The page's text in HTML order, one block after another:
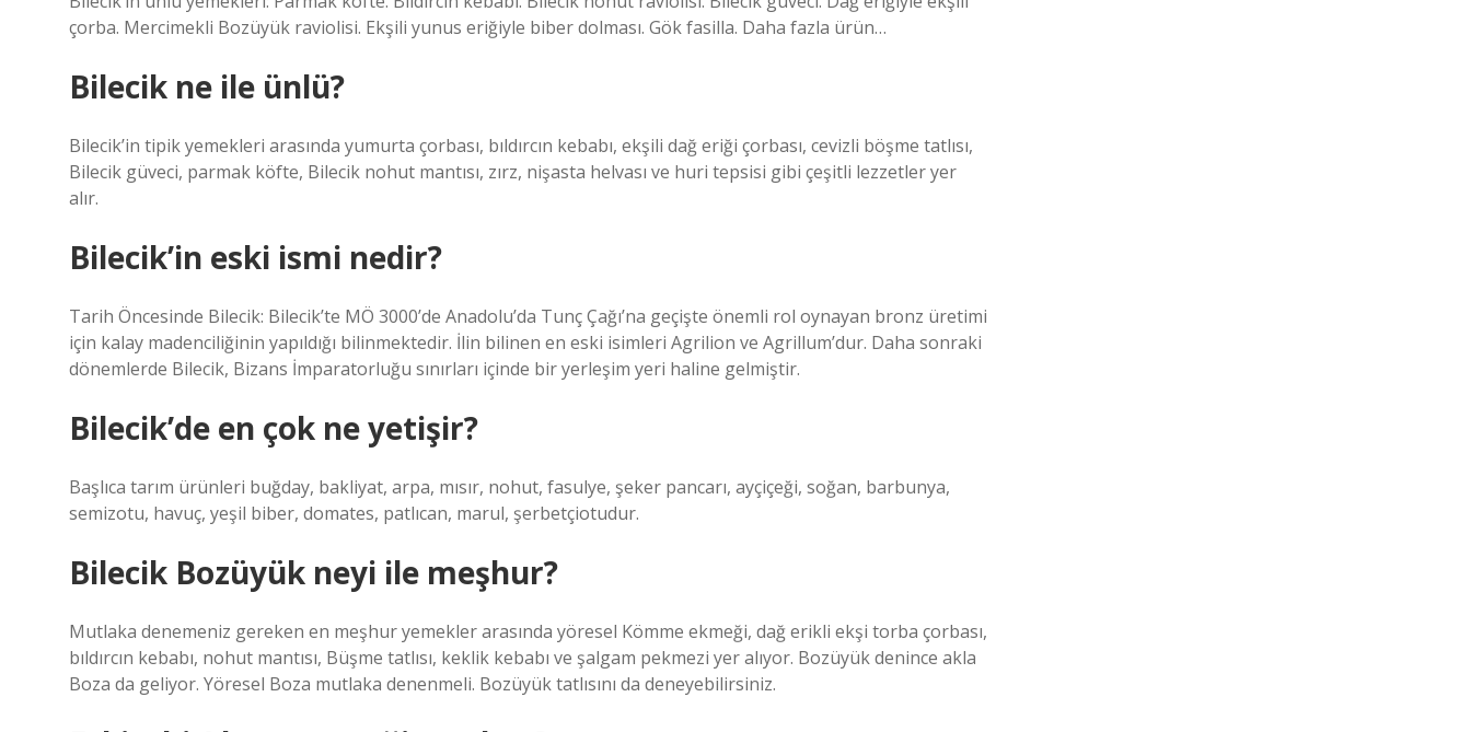
çorba. Mercimekli Bozüyük raviolisi. Ekşili yunus eriğiyle biber dolması. Gök fasilla. Daha fazla ürün…
Bilecik ne ile ünlü?
Bilecik’in tipik yemekleri arasında yumurta çorbası, bıldırcın kebabı, ekşili dağ eriği çorbası, cevizli böşme tatlısı,
Bilecik güveci, parmak köfte, Bilecik nohut mantısı, zırz, nişasta helvası ve huri tepsisi gibi çeşitli lezzetler yer
alır.
Bilecik’in eski ismi nedir?
Tarih Öncesinde Bilecik: Bilecik’te MÖ 3000’de Anadolu’da Tunç Çağı’na geçişte önemli rol oynayan bronz üretimi
için kalay madenciliğinin yapıldığı bilinmektedir. İlin bilinen en eski isimleri Agrilion ve Agrillum’dur. Daha sonraki
dönemlerde Bilecik, Bizans İmparatorluğu sınırları içinde bir yerleşim yeri haline gelmiştir.
Bilecik’de en çok ne yetişir?
Başlıca tarım ürünleri buğday, bakliyat, arpa, mısır, nohut, fasulye, şeker pancarı, ayçiçeği, soğan, barbunya,
semizotu, havuç, yeşil biber, domates, patlıcan, marul, şerbetçiotudur.
Bilecik Bozüyük neyi ile meşhur?
Mutlaka denemeniz gereken en meşhur yemekler arasında yöresel Kömme ekmeği, dağ erikli ekşi torba çorbası,
bıldırcın kebabı, nohut mantısı, Büşme tatlısı, keklik kebabı ve şalgam pekmezi yer alıyor. Bozüyük denince akla
Boza da geliyor. Yöresel Boza mutlaka denenmeli. Bozüyük tatlısını da deneyebilirsiniz.